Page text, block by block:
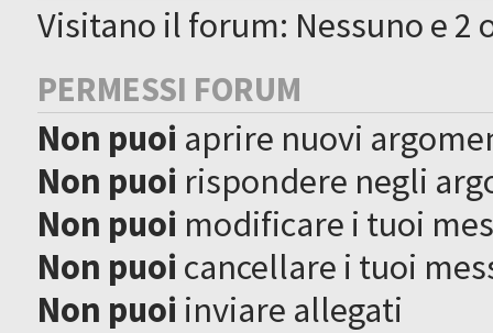
Visitano il forum: Nessuno e 2
PERMESSI FORUM
Non puoi aprire nuovi
Non puoi rispondere negli
Non puoi modificare i tuoi
Non puoi cancellare i tuoi
Non puoi inviare allegati